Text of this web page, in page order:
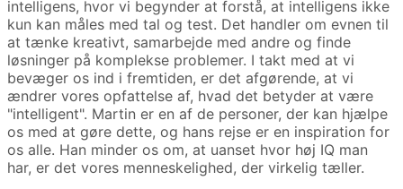
intelligens, hvor vi begynder at forstå, at intelligens ikke
kun kan måles med tal og test. Det handler om evnen til
at tænke kreativt, samarbejde med andre og finde
løsninger på komplekse problemer. I takt med at vi
bevæger os ind i fremtiden, er det afgørende, at vi
ændrer vores opfattelse af, hvad det betyder at være
"intelligent". Martin er en af de personer, der kan hjælpe
os med at gøre dette, og hans rejse er en inspiration for
os alle. Han minder os om, at uanset hvor høj IQ man
har, er det vores menneskelighed, der virkelig tæller.